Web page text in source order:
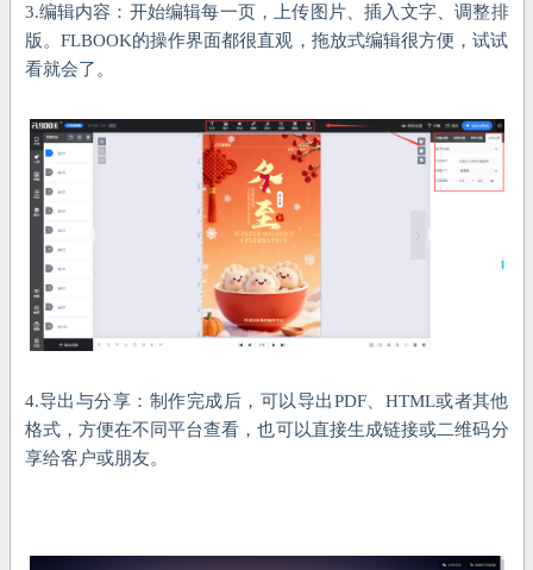
3.编辑内容：开始编辑每一页，上传图片、插入文字、调整排
版。FLBOOK的操作界面都很直观，拖放式编辑很方便，试试
看就会了。
4.导出与分享：制作完成后，可以导出PDF、HTML或者其他
格式，方便在不同平台查看，也可以直接生成链接或二维码分
享给客户或朋友。